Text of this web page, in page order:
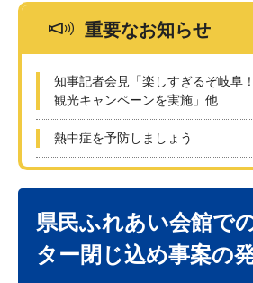
重要なお知らせ
知事記者会見「楽しすぎるぞ岐阜
観光キャンペーンを実施」他
熱中症を予防しましょう
県民ふれあい会館で
ター閉じ込め事案の